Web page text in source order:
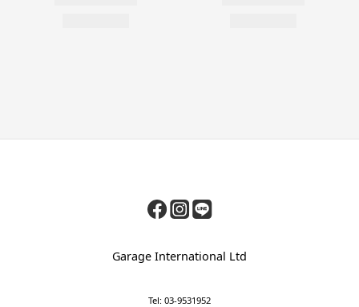
Garage International Ltd
Tel: 03-9531952